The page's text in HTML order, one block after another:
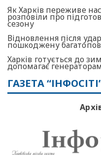
Як Харків переживе
розповіли про
сезону
Відновлення після
пошкоджену
Харків готується до
допомагає
ГАЗЕТА